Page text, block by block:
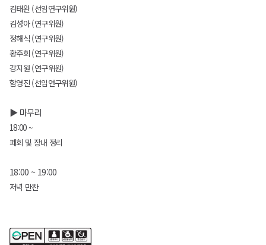
김태완 (선임연구위원)
김성아 (연구위원)
정해식 (연구위원)
황주희 (연구위원)
강지원 (연구위원)
함영진 (선임연구위원)
▶ 마무리
18:00 ~
폐회 및 장내 정리
18:00 ~ 19:00
저녁 만찬